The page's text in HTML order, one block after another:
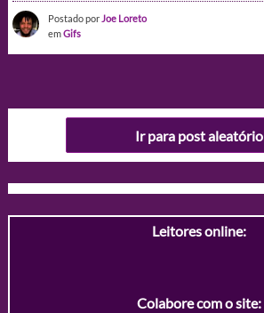
Postado por Joe Loreto
emGifs
Ir para post aleatório
Leitores online:
Colabore com o site: